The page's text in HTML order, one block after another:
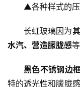
门
院
▲各种样式的
长虹玻璃因为
水汽、营造朦胧感
黑色不锈钢边
特的透光性和朦胧